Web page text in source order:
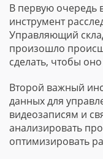
В первую очередь
инструмент
Управляющий
произошло
сделать, чтобы
Второй важный
данных для
видеозаписям и
анализировать
оптимизировать